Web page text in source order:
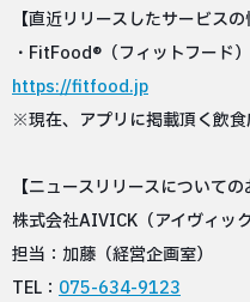
【直近リリースしたサービスの
・FitFood®（フィットフード）
https://fitfood.jp
※現在、アプリに掲載頂く飲食
【ニュースリリースについての
株式会社AIVICK（アイヴィック
担当：加藤（経営企画室）
TEL： 075-634-9123